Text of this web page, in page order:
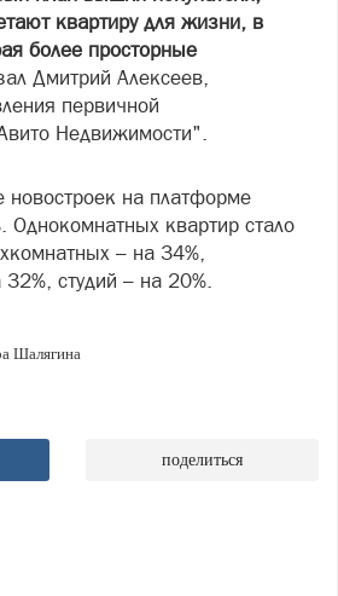
квартиру для жизни, в
более просторные
Дмитрий Алексеев,
первичной
Недвижимости".
новостроек на платформе
Однокомнатных квартир стало
– на 34%,
студий – на 20%.
Шалягина
поделиться